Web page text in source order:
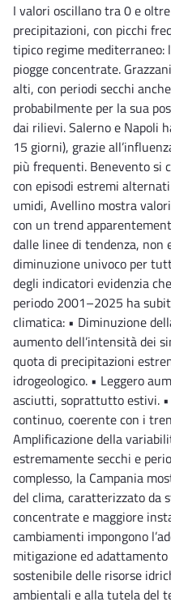
I valori oscillano tra 0 e
precipitazioni, con picchi
tipico regime
piogge concentrate.
alti, con periodi secchi
probabilmente per la sua
dai rilievi. Salerno e Napoli
15 giorni), grazie
più frequenti. Benevento si
con episodi estremi
umidi, Avellino mostra
con un trend
dalle linee di tendenza,
diminuzione univoco per
degli indicatori evidenzia
periodo 2001–2025 ha
climatica: • Diminuzione
aumento dell’intensità dei
quota di precipitazioni
idrogeologico. • Leggero
asciutti, soprattutto estivi.
continuo, coerente con i
Amplificazione della
estremamente secchi e
complesso, la Campania
del clima, caratterizzato da
concentrate e maggiore
cambiamenti impongono
mitigazione ed
sostenibile delle risorse
ambientali e alla tutela del